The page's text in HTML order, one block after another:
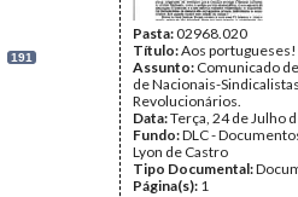
191
Pasta:02968.020
Título:Aos portugueses!
Assunto: Comunicado
de Nacionais-
Revolucionários.
Data:Terça, 24 de Julho
Fundo:DLC -
Lyon de Castro
Tipo Documental:
Página(s): 1